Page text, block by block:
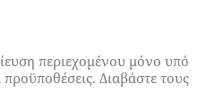
περιεχομένου μόνο υπό
Διαβάστε τους